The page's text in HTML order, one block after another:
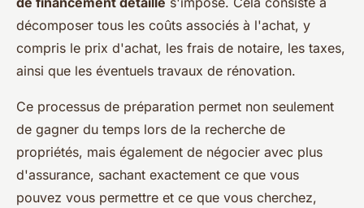
décomposer tous les coûts associés à l'achat, y
compris le prix d'achat, les frais de notaire, les taxes,
ainsi que les éventuels travaux de rénovation.
Ce processus de préparation permet non seulement
de gagner du temps lors de la recherche de
propriétés, mais également de négocier avec plus
d'assurance, sachant exactement ce que vous
pouvez vous permettre et ce que vous cherchez,